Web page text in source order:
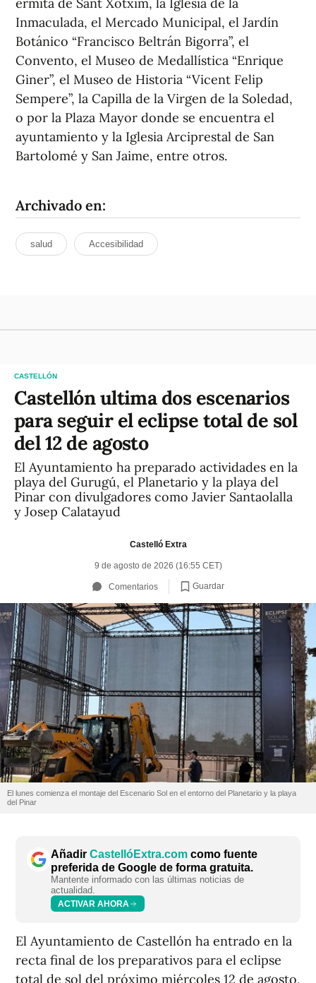
Inmaculada, el Mercado Municipal, el Jardín
Botánico “Francisco Beltrán Bigorra”, el
Convento, el Museo de Medallística “Enrique
Giner”, el Museo de Historia “Vicent Felip
Sempere”, la Capilla de la Virgen de la Soledad,
o por la Plaza Mayor donde se encuentra el
ayuntamiento y la Iglesia Arciprestal de San
Bartolomé y San Jaime, entre otros.
Archivado en:
salud Accesibilidad
CASTELLÓN
Castellón ultima dos escenarios
para seguir el eclipse total de sol
del 12 de agosto
El Ayuntamiento ha preparado actividades en la
playa del Gurugú, el Planetario y la playa del
Pinar con divulgadores como Javier Santaolalla
y Josep Calatayud
Castelló Extra
9 de agosto de 2026 (16:55 CET)
Comentarios Guardar
El lunes comienza el montaje del Escenario Sol en el entorno del Planetario y la playa
del Pinar
Añadir CastellóExtra.com como fuente
preferida de Google de forma gratuita.
Mantente informado con las últimas noticias de
actualidad.
ACTIVAR AHORA
El Ayuntamiento de Castellón ha entrado en la
recta final de los preparativos para el eclipse
total de sol del próximo miércoles 12 de agosto,